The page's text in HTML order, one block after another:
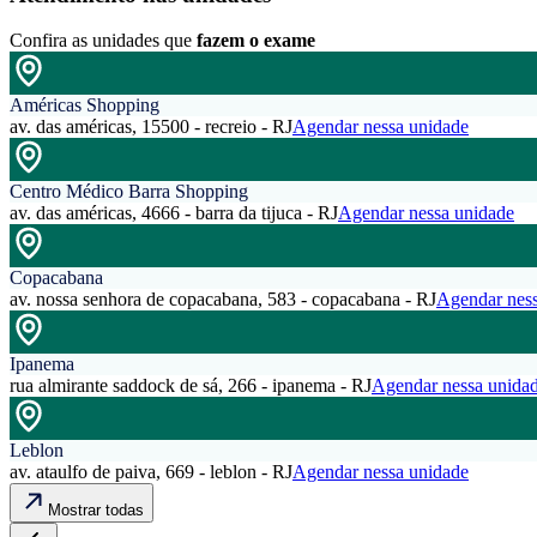
Confira as unidades que fazem o exame
Américas Shopping
av. das américas, 15500 - recreio - RJAgendar nessa unidade
Centro Médico Barra Shopping
av. das américas, 4666 - barra da tijuca - RJAgendar nessa unidade
Copacabana
av. nossa senhora de copacabana, 583 - copacabana - RJAgendar
Ipanema
rua almirante saddock de sá, 266 - ipanema - RJAgendar nessa
Leblon
av. ataulfo de paiva, 669 - leblon - RJAgendar nessa unidade
Mostrar todas